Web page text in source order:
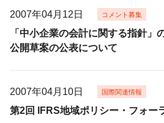
2007年04月12日 コメント募集
「中小企業の会計に関する指針」
公開草案の公表について
2007年04月10日 国際関連情報
第2回 IFRS地域ポリシー・フォー